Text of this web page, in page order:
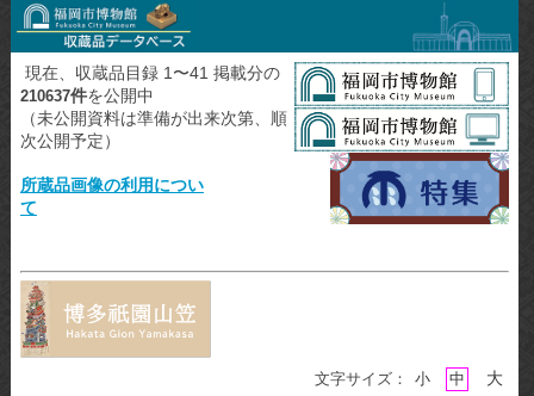
現在、収蔵品目録 1〜41 掲載分の
210637件を公開中
（未公開資料は準備が出来次第、順
次公開予定）
所蔵品画像の利用につい
て
文字サイズ： 小 中 大